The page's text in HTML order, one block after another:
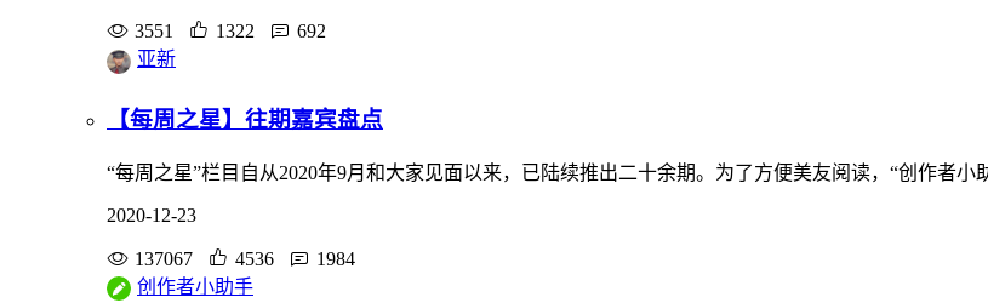
3551 1322
692
亚新
【每周之星】往期嘉宾盘点
“每周之星”栏目自从2020年9月和大家见面以来，已陆续推出二十余期。为了方便美友阅读，“创作者小
2020-12-23
137067 4536
1984
创作者小助手